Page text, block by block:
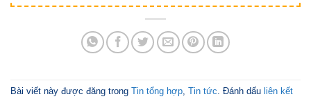
Bài viết này được đăng trong Tin tổng hợp, Tin tức. Đánh dấu liên kết